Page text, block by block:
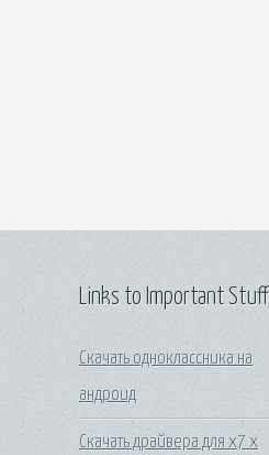
Links to Important Stuff
Скачать одноклассника на
андроид
Скачать драйвера для x7 x